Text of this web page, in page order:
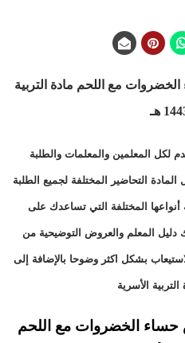
مع اللحم مادة التربية
لكل المعلمين والمعلمات والطلبة
التحاضير المختلفة لجميع الطلبة
أنواعها المختلفة التي تساعدك على
دليل المعلم والعروض التوضيحية من
بشكل اكثر وضوحا بالإضافة إلى
الأسرية
حساء الخضروات مع اللحم